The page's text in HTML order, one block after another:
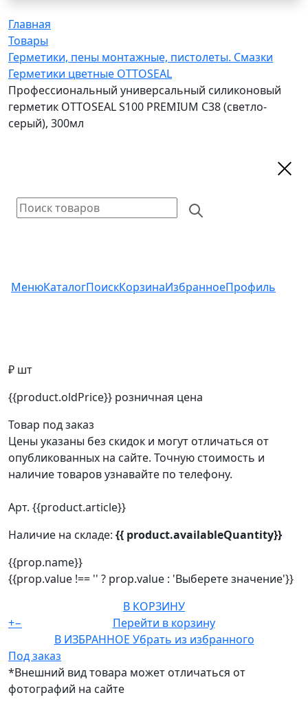
Главная
Товары
Герметики, пены монтажные, пистолеты. Смазки
Герметики цветные OTTOSEAL
Профессиональный универсальный силиконовый
герметик OTTOSEAL S100 PREMIUM С38 (светло-
серый), 300мл
МенюКаталогПоискКорзинаИзбранноеПрофиль
₽ шт
{{product.oldPrice}} розничная цена
Товар под заказ
Цены указаны без скидок и могут отличаться от
опубликованных на сайте. Точную стоимость и
наличие товаров узнавайте по телефону.
Арт. {{product.article}}
Наличие на складе: {{ product.availableQuantity}}
{{prop.name}}
{{prop.value !== '' ? prop.value : 'Выберете значение'}}
В КОРЗИНУ
+−
Перейти в корзину
В ИЗБРАННОЕ Убрать из избранного
Под заказ
*Внешний вид товара может отличаться от
фотографий на сайте